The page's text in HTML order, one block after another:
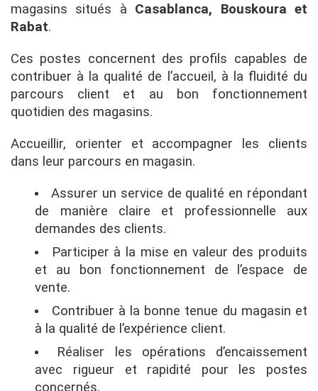
magasins situés à Casablanca, Bouskoura et
Rabat.
Ces postes concernent des profils capables de
contribuer à la qualité de l’accueil, à la fluidité du
parcours client et au bon fonctionnement
quotidien des magasins.
Accueillir, orienter et accompagner les clients
dans leur parcours en magasin.
Assurer un service de qualité en répondant
de manière claire et professionnelle aux
demandes des clients.
Participer à la mise en valeur des produits
et au bon fonctionnement de l’espace de
vente.
Contribuer à la bonne tenue du magasin et
à la qualité de l’expérience client.
Réaliser les opérations d’encaissement
avec rigueur et rapidité pour les postes
concernés.